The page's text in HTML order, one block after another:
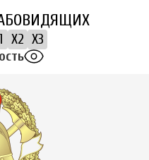
X2 X3